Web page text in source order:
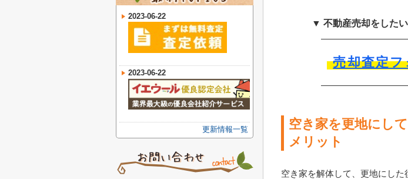
▼ 不動産売却をした
売却査定
空き家を更地にし
メリット
空き家を解体して、更地にし
2023-06-22
2023-06-22
更新情報一覧